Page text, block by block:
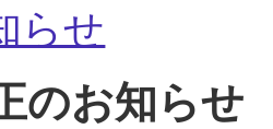
らせ
のお知らせ